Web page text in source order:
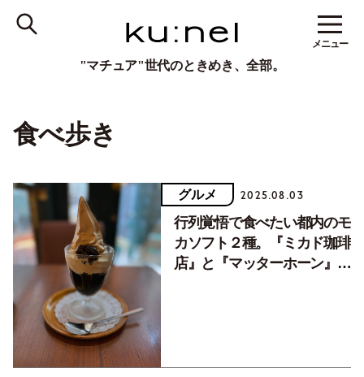
"マチュア"世代のときめき、全部。
メニュー
食べ歩き
グルメ 2025.08.03
行列覚悟で食べたい都内のモ
カソフト２種。『ミカド珈琲
店』と『マッターホーン』